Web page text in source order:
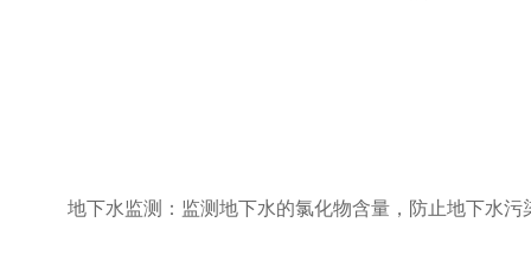
地下水监测：监测地下水的氯化物含量，防止地下水污